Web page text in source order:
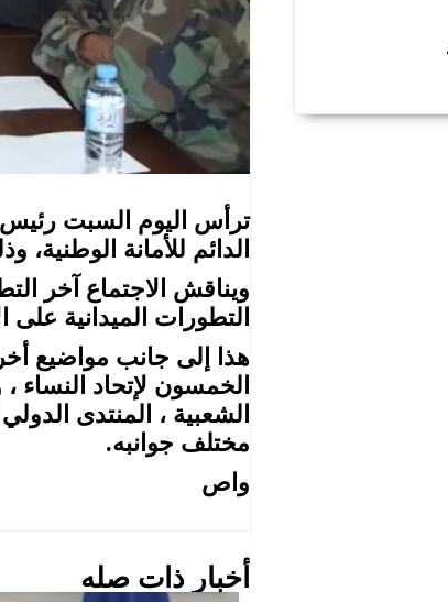
ترأس اليوم السبت رئيس
الدائم للأمانة
ويناقش الاجتماع آخر
التطورات الميدانية
هذا إلى جانب مواضيع
الخمسون لإتحاد النساء
الشعبية ، المنتدى
مختلف جوانبه.
واص
أخبار ذات صله